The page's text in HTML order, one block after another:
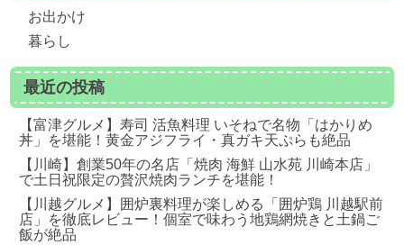
お出かけ
暮らし
最近の投稿
【富津グルメ】寿司 活魚料理 いそねで名物「はかりめ
丼」を堪能！黄金アジフライ・真ガキ天ぷらも絶品
【川崎】創業50年の名店「焼肉 海鮮 山水苑 川崎本店」
で土日祝限定の贅沢焼肉ランチを堪能！
【川越グルメ】囲炉裏料理が楽しめる「囲炉鶏 川越駅前
店」を徹底レビュー！個室で味わう地鶏網焼きと土鍋ご
飯が絶品